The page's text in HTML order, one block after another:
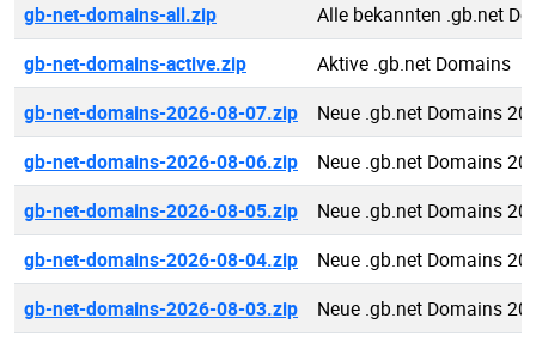
gb-net-domains-all.zip
Alle bekannten .gb.net
gb-net-domains-active.zip
Aktive .gb.net Domains
gb-net-domains-2026-08-07.zip
Neue .gb.net Domains
gb-net-domains-2026-08-06.zip
Neue .gb.net Domains
gb-net-domains-2026-08-05.zip
Neue .gb.net Domains
gb-net-domains-2026-08-04.zip
Neue .gb.net Domains
gb-net-domains-2026-08-03.zip
Neue .gb.net Domains